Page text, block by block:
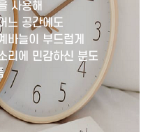
사용해
느 공간에도
바늘이 부드럽게
리에 민감하신 분도